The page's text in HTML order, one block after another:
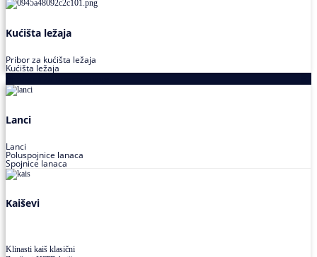
Kućišta ležaja
Pribor za kućišta ležaja
Kućišta ležaja
Lanci
Lanci
Poluspojnice lanaca
Spojnice lanaca
Kaiševi
Klinasti kaiš klasični